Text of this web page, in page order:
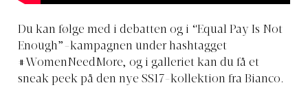
Du kan følge med i debatten og i “Equal Pay Is Not
Enough”-kampagnen under hashtagget
#WomenNeedMore, og i galleriet kan du få et
sneak peek på den nye SS17-kollektion fra Bianco.